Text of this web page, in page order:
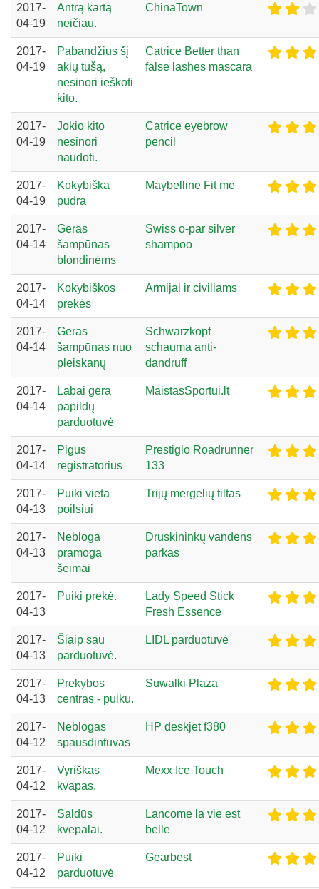
2017-
04-19
Antrą kartą
neičiau.
ChinaTown
2017-
04-19
Pabandžius šį
akių tušą,
nesinori ieškoti
kito.
Catrice Better than
false lashes mascara
2017-
04-19
Jokio kito
nesinori
naudoti.
Catrice eyebrow
pencil
2017-
04-19
Kokybiška
pudra
Maybelline Fit me
2017-
04-14
Geras
šampūnas
blondinėms
Swiss o-par silver
shampoo
2017-
04-14
Kokybiškos
prekės
Armijai ir civiliams
2017-
04-14
Geras
šampūnas nuo
pleiskanų
Schwarzkopf
schauma anti-
dandruff
2017-
04-14
Labai gera
papildų
parduotuvė
MaistasSportui.lt
2017-
04-14
Pigus
registratorius
Prestigio Roadrunner
133
2017-
04-13
Puiki vieta
poilsiui
Trijų mergelių tiltas
2017-
04-13
Nebloga
pramoga
šeimai
Druskininkų vandens
parkas
2017-
04-13
Puiki prekė.
Lady Speed Stick
Fresh Essence
2017-
04-13
Šiaip sau
parduotuvė.
LIDL parduotuvė
2017-
04-13
Prekybos
centras - puiku.
Suwalki Plaza
2017-
04-12
Neblogas
spausdintuvas
HP deskjet f380
2017-
04-12
Vyriškas
kvapas.
Mexx Ice Touch
2017-
04-12
Saldūs
kvepalai.
Lancome la vie est
belle
2017-
04-12
Puiki
parduotuvė
Gearbest